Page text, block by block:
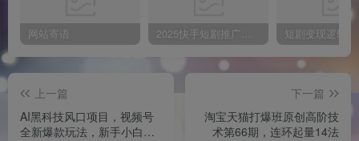
网站寄语 2025快手短剧推广新玩法，保姆级教学，日入多张，可矩阵操作
上一篇
AI黑科技风口项目，视频号
全新爆款玩法，新手小白也
下一篇
淘宝天猫打爆班原创高阶技
术第66期，连环起量14法